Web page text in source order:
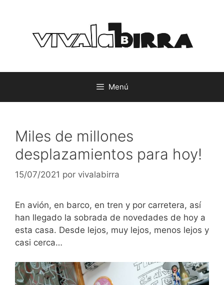
contenido
Menú
Miles de millones
desplazamientos para hoy!
15/07/2021 por vivalabirra
En avión, en barco, en tren y por carretera, así
han llegado la sobrada de novedades de hoy a
esta casa. Desde lejos, muy lejos, menos lejos y
casi cerca…